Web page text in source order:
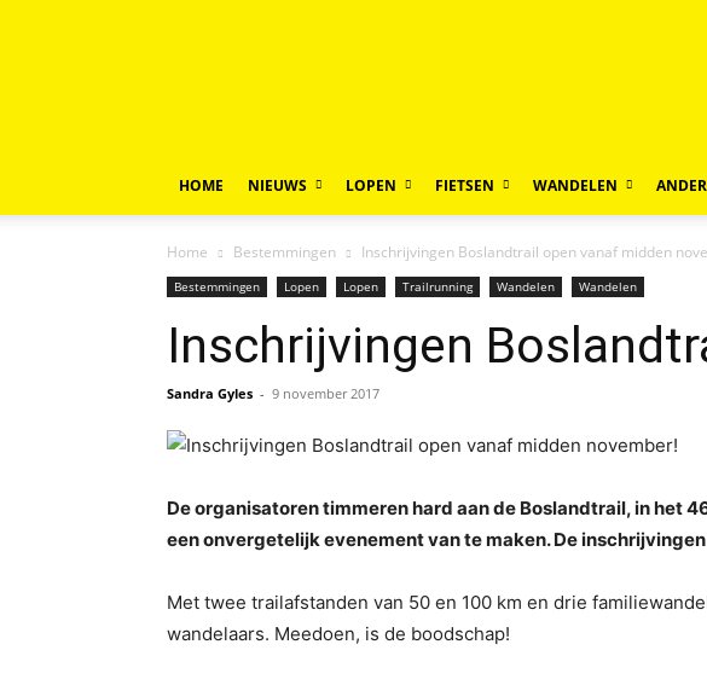
HOME NIEUWS LOPEN FIETSEN WANDELEN
Home Bestemmingen Inschrijvingen Boslandtrail open vanaf midden
Bestemmingen Lopen Lopen Trailrunning Wandelen Wandelen
Inschrijvingen
Sandra Gyles - 9 november 2017
De organisatoren timmeren hard aan de Boslandtrail, in het
een onvergetelijk evenement van te maken. De
Met twee trailafstanden van 50 en 100 km en drie
wandelaars. Meedoen, is de boodschap!